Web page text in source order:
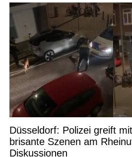
Düsseldorf: Polizei greift
brisante Szenen am
Diskussionen